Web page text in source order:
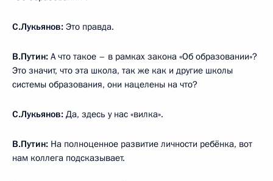
С.Лукьянов: Это правда.
В.Путин: А что такое – в рамках закона «Об образовании»?
Это значит, что эта школа, так же как и другие школы
системы образования, они нацелены на что?
С.Лукьянов: Да, здесь у нас «вилка».
В.Путин: На полноценное развитие личности ребёнка, вот
нам коллега подсказывает.